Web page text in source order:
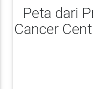
Peta dari
Cancer